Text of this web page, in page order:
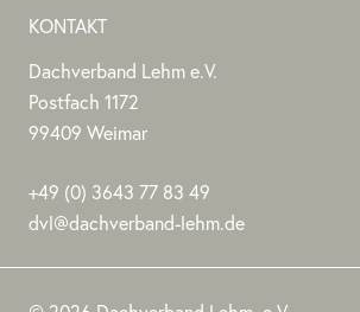
KONTAKT
Dachverband Lehm e.V.
Stephan
Jörchel
Stephan
Jörchel
Dachverband
Lehm
Postfach 1172
99409 Weimar
+49 (0) 3643 77 83 49
dvl@dachverband-lehm.de
DACHVERBAND
LEHM
Bundesverband